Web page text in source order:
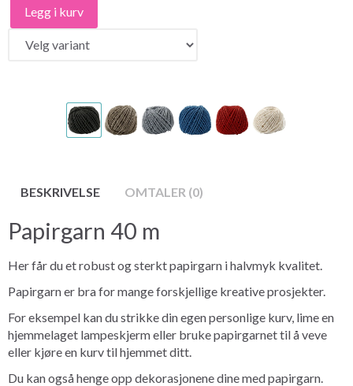
Legg i kurv
BESKRIVELSE OMTALER (0)
Papirgarn 40 m
Her får du et robust og sterkt papirgarn i halvmyk kvalitet.
Papirgarn er bra for mange forskjellige kreative prosjekter.
For eksempel kan du strikke din egen personlige kurv, lime en
hjemmelaget lampeskjerm eller bruke papirgarnet til å veve
eller kjøre en kurv til hjemmet ditt.
Du kan også henge opp dekorasjonene dine med papirgarn.